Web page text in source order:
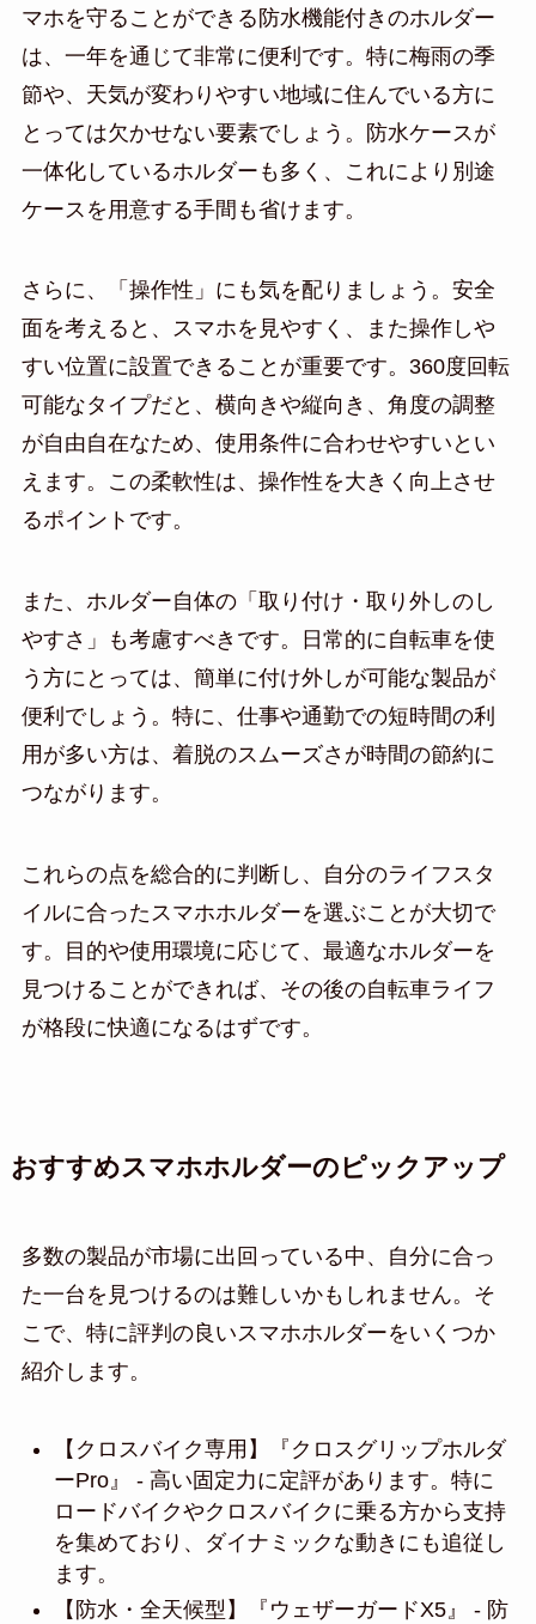
マホを守ることができる防水機能付きのホルダー
は、一年を通じて非常に便利です。特に梅雨の季
節や、天気が変わりやすい地域に住んでいる方に
とっては欠かせない要素でしょう。防水ケースが
一体化しているホルダーも多く、これにより別途
ケースを用意する手間も省けます。
さらに、「操作性」にも気を配りましょう。安全
面を考えると、スマホを見やすく、また操作しや
すい位置に設置できることが重要です。360度回転
可能なタイプだと、横向きや縦向き、角度の調整
が自由自在なため、使用条件に合わせやすいとい
えます。この柔軟性は、操作性を大きく向上させ
るポイントです。
また、ホルダー自体の「取り付け・取り外しのし
やすさ」も考慮すべきです。日常的に自転車を使
う方にとっては、簡単に付け外しが可能な製品が
便利でしょう。特に、仕事や通勤での短時間の利
用が多い方は、着脱のスムーズさが時間の節約に
つながります。
これらの点を総合的に判断し、自分のライフスタ
イルに合ったスマホホルダーを選ぶことが大切で
す。目的や使用環境に応じて、最適なホルダーを
見つけることができれば、その後の自転車ライフ
が格段に快適になるはずです。
おすすめスマホホルダーのピックアップ
多数の製品が市場に出回っている中、自分に合っ
た一台を見つけるのは難しいかもしれません。そ
こで、特に評判の良いスマホホルダーをいくつか
紹介します。
【クロスバイク専用】『クロスグリップホルダ
ーPro』 - 高い固定力に定評があります。特に
ロードバイクやクロスバイクに乗る方から支持
を集めており、ダイナミックな動きにも追従し
ます。
【防水・全天候型】『ウェザーガードX5』 - 防